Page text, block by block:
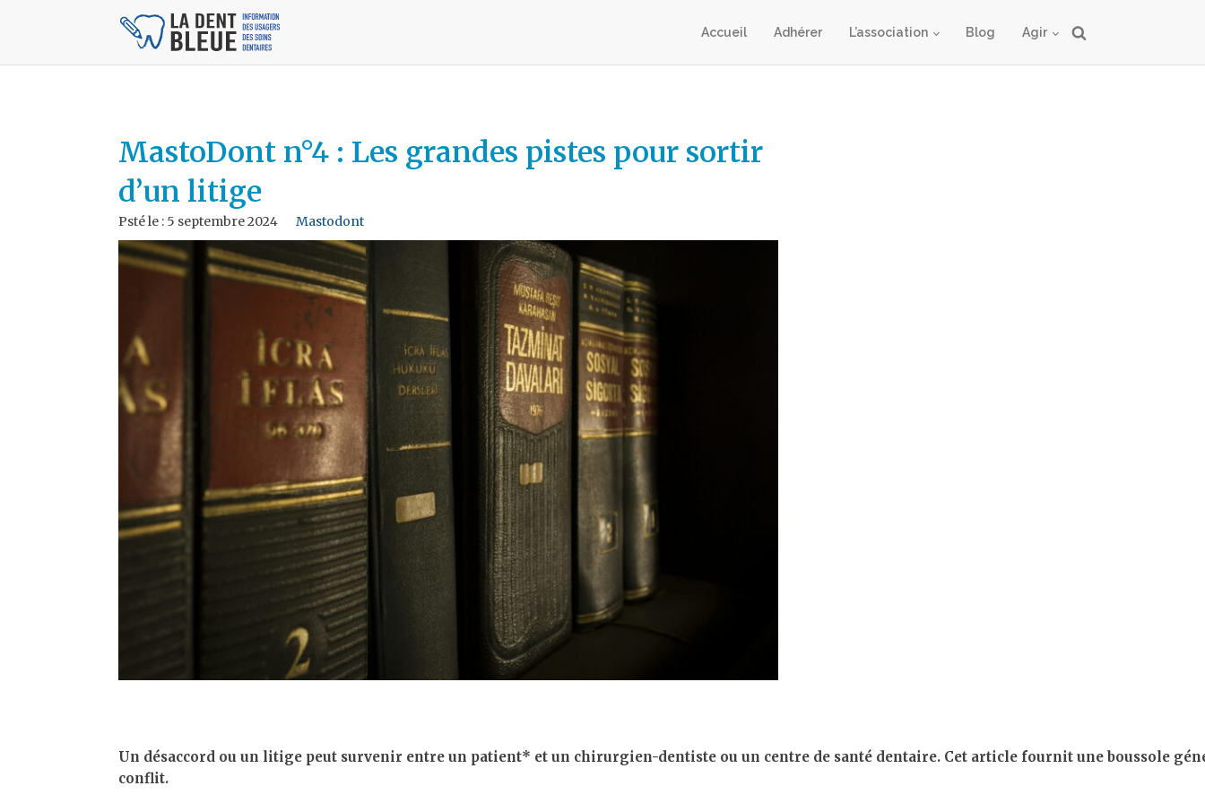
Accueil Adhérer L’association Blog Agir
MastoDont n°4 : Les grandes pistes pour sortir
d’un litige
Psté le : 5 septembre 2024 Mastodont
Un désaccord ou un litige peut survenir entre un patient* et un chirurgien-dentiste ou un centre de santé dentaire. Cet article fournit une boussole
conflit.